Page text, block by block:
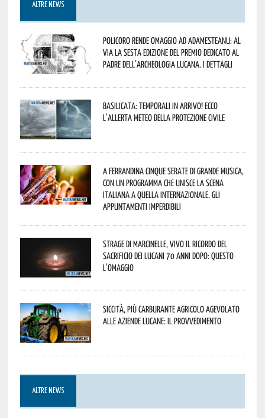
ALTRE NEWS
Policoro rende omaggio ad Adamesteanu: al
via la sesta edizione del Premio dedicato al
padre dell’archeologia lucana. I dettagli
Basilicata: temporali in arrivo! Ecco
l’allerta meteo della Protezione civile
A Ferrandina cinque serate di grande musica,
con un programma che unisce la scena
italiana a quella internazionale. Gli
appuntamenti imperdibili
Strage di Marcinelle, vivo il ricordo del
sacrificio dei lucani 70 anni dopo: questo
l’omaggio
Siccità, più carburante agricolo agevolato
alle aziende lucane: il provvedimento
ALTRE NEWS